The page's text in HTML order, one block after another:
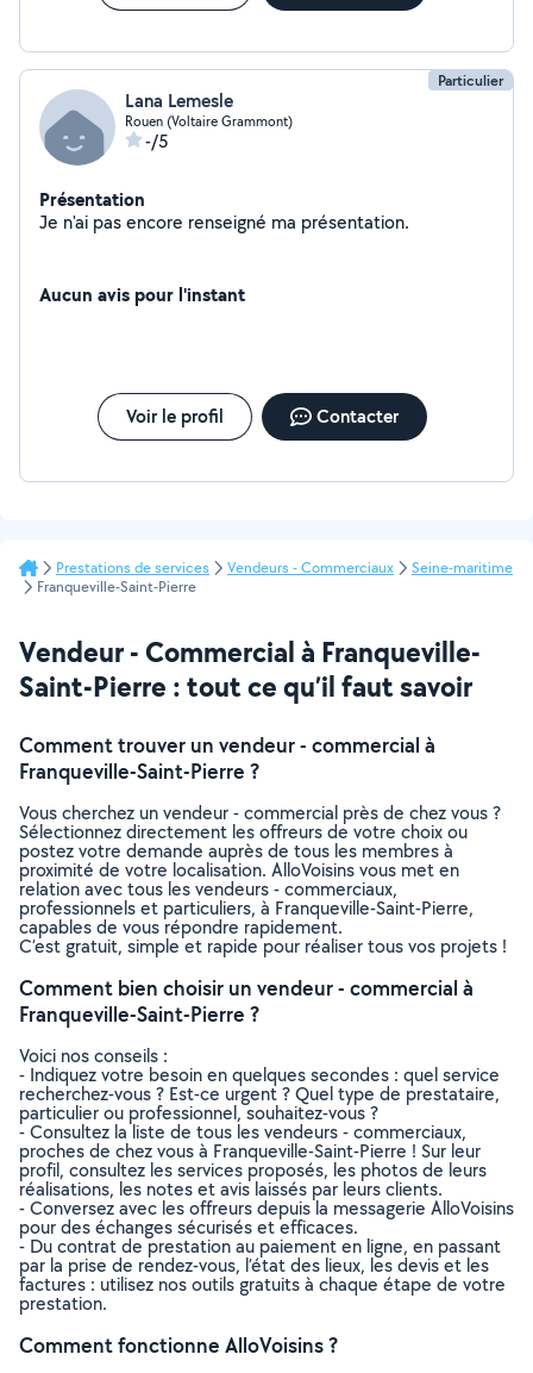
Particulier
Lana Lemesle
Rouen (Voltaire Grammont)
-/5
Présentation
Je n'ai pas encore renseigné ma présentation.
Aucun avis pour l'instant
Voir le profil Contacter
Prestations de services Vendeurs - Commerciaux
Seine-maritime
Franqueville-Saint-Pierre
Vendeur - Commercial à Franqueville-
Saint-Pierre : tout ce qu’il faut savoir
Comment trouver un vendeur - commercial à
Franqueville-Saint-Pierre ?
Vous cherchez un vendeur - commercial près de chez vous ?
Sélectionnez directement les offreurs de votre choix ou
postez votre demande auprès de tous les membres à
proximité de votre localisation. AlloVoisins vous met en
relation avec tous les vendeurs - commerciaux,
professionnels et particuliers, à Franqueville-Saint-Pierre,
capables de vous répondre rapidement.
C’est gratuit, simple et rapide pour réaliser tous vos projets !
Comment bien choisir un vendeur - commercial à
Franqueville-Saint-Pierre ?
Voici nos conseils :
- Indiquez votre besoin en quelques secondes : quel service
recherchez-vous ? Est-ce urgent ? Quel type de prestataire,
particulier ou professionnel, souhaitez-vous ?
- Consultez la liste de tous les vendeurs - commerciaux,
proches de chez vous à Franqueville-Saint-Pierre ! Sur leur
profil, consultez les services proposés, les photos de leurs
réalisations, les notes et avis laissés par leurs clients.
- Conversez avec les offreurs depuis la messagerie AlloVoisins
pour des échanges sécurisés et efficaces.
- Du contrat de prestation au paiement en ligne, en passant
par la prise de rendez-vous, l’état des lieux, les devis et les
factures : utilisez nos outils gratuits à chaque étape de votre
prestation.
Comment fonctionne AlloVoisins ?